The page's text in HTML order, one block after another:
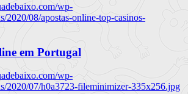
wp-
2020/08/apostas-online-top-casinos-
em Portugal
wp-
2020/07/h0a3723-fileminimizer-335x256.jpg